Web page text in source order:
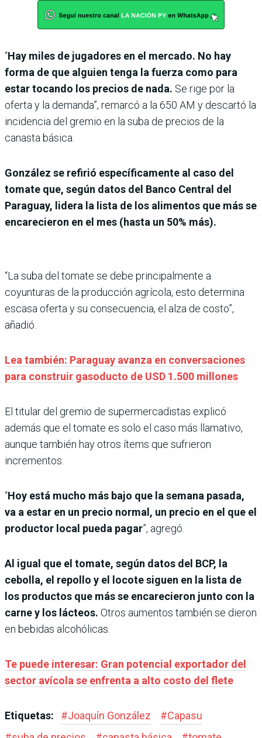
“Hay miles de jugadores en el mercado. No hay
forma de que alguien tenga la fuerza como para
estar tocando los precios de nada. Se rige por la
oferta y la demanda”, remarcó a la 650 AM y descartó la
incidencia del gremio en la suba de precios de la
canasta básica.
González se refirió específicamente al caso del
tomate que, según datos del Banco Central del
Paraguay, lidera la lista de los alimentos que más se
encarecieron en el mes (hasta un 50% más).
“La suba del tomate se debe principalmente a
coyunturas de la producción agrícola, esto determina
escasa oferta y su consecuencia, el alza de costo”,
añadió.
Lea también: Paraguay avanza en conversaciones
para construir gasoducto de USD 1.500 millones
El titular del gremio de supermercadistas explicó
además que el tomate es solo el caso más llamativo,
aunque también hay otros ítems que sufrieron
incrementos.
“Hoy está mucho más bajo que la semana pasada,
va a estar en un precio normal, un precio en el que el
productor local pueda pagar”, agregó.
Al igual que el tomate, según datos del BCP, la
cebolla, el repollo y el locote siguen en la lista de
los productos que más se encarecieron junto con la
carne y los lácteos. Otros aumentos también se dieron
en bebidas alcohólicas.
Te puede interesar: Gran potencial exportador del
sector avícola se enfrenta a alto costo del flete
Etiquetas: #Joaquín González #Capasu